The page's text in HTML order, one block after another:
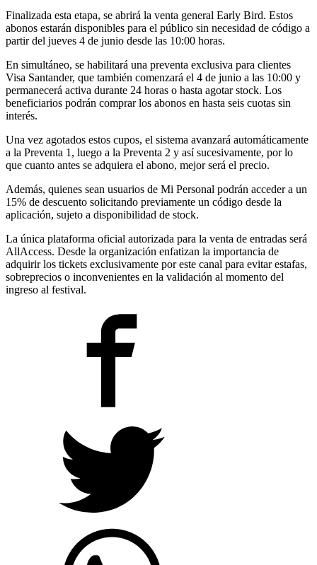
Finalizada esta etapa, se abrirá la venta general Early Bird. Estos
abonos estarán disponibles para el público sin necesidad de código a
partir del jueves 4 de junio desde las 10:00 horas.
En simultáneo, se habilitará una preventa exclusiva para clientes
Visa Santander, que también comenzará el 4 de junio a las 10:00 y
permanecerá activa durante 24 horas o hasta agotar stock. Los
beneficiarios podrán comprar los abonos en hasta seis cuotas sin
interés.
Una vez agotados estos cupos, el sistema avanzará automáticamente
a la Preventa 1, luego a la Preventa 2 y así sucesivamente, por lo
que cuanto antes se adquiera el abono, mejor será el precio.
Además, quienes sean usuarios de Mi Personal podrán acceder a un
15% de descuento solicitando previamente un código desde la
aplicación, sujeto a disponibilidad de stock.
La única plataforma oficial autorizada para la venta de entradas será
AllAccess. Desde la organización enfatizan la importancia de
adquirir los tickets exclusivamente por este canal para evitar estafas,
sobreprecios o inconvenientes en la validación al momento del
ingreso al festival.